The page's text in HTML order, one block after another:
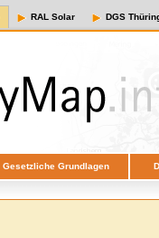
RAL Solar DGS
Gesetzliche Grundlagen